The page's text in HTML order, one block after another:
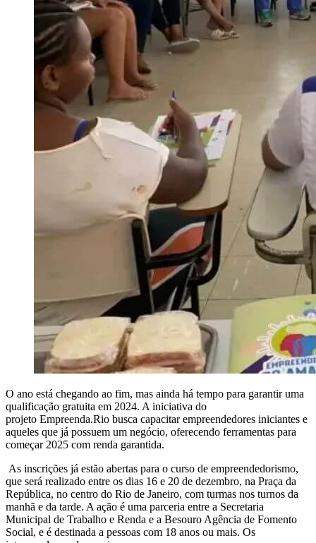
O ano está chegando ao fim, mas ainda há tempo para garantir uma
qualificação gratuita em 2024. A iniciativa do
projeto Empreenda.Rio busca capacitar empreendedores iniciantes e
aqueles que já possuem um negócio, oferecendo ferramentas para
começar 2025 com renda garantida.
As inscrições já estão abertas para o curso de empreendedorismo,
que será realizado entre os dias 16 e 20 de dezembro, na Praça da
República, no centro do Rio de Janeiro, com turmas nos turnos da
manhã e da tarde. A ação é uma parceria entre a Secretaria
Municipal de Trabalho e Renda e a Besouro Agência de Fomento
Social, e é destinada a pessoas com 18 anos ou mais. Os